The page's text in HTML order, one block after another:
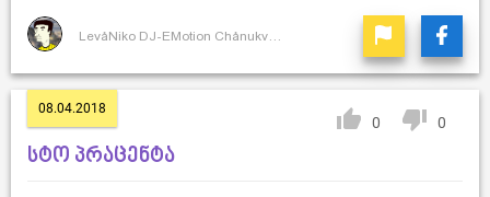
LevåNiko DJ-EMotion ChånukvåDze
08.04.2018
0 0
სტო პრაცენტა